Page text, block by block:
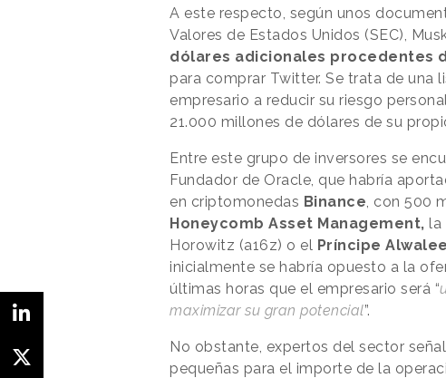
A este respecto, según unos
Valores de Estados Unidos (SEC),
dólares adicionales procedentes
para comprar Twitter. Se trata de una
empresario a reducir su riesgo
21.000 millones de dólares de su
Entre este grupo de inversores se
Fundador de Oracle, que habría
en criptomonedas Binance , con 500
Honeycomb Asset Management, la
Horowitz (a16z) o el Príncipe
inicialmente se habría opuesto a la
últimas horas que el empresario será “
maximizar su gran potencial”.
No obstante, expertos del sector
pequeñas para el importe de la